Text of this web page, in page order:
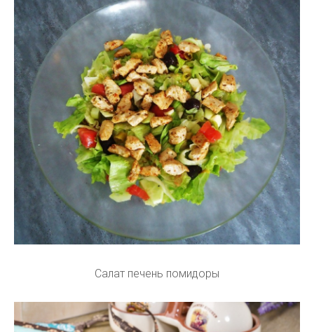
Салат печень помидоры